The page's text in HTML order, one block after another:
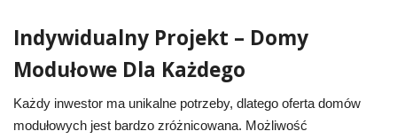
Indywidualny Projekt – Domy
Modułowe Dla Każdego
Każdy inwestor ma unikalne potrzeby, dlatego oferta domów
modułowych jest bardzo zróżnicowana. Możliwość